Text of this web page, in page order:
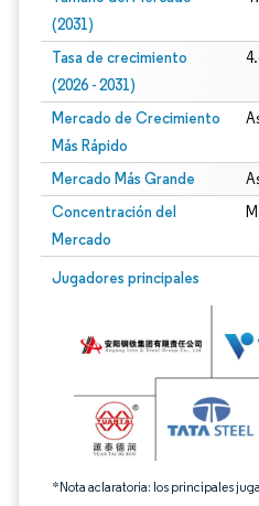
(2031)
Tasa de crecimiento
(2026 - 2031)
Mercado de Crecimiento
Más Rápido
Mercado Más Grande
Concentración del
Mercado
Jugadores principales
*Nota aclaratoria: los principales
Imagen © Mordor Intelligence. El